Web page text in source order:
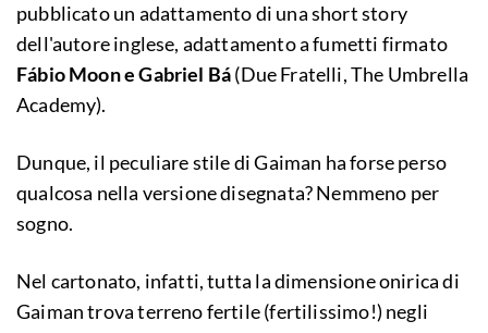
pubblicato un adattamento di una short story
dell'autore inglese, adattamento a fumetti firmato
Fábio Moon e Gabriel Bá(Due Fratelli, The Umbrella
Academy).
Dunque, il peculiare stile di Gaiman ha forse perso
qualcosa nella versione disegnata? Nemmeno per
sogno.
Nel cartonato, infatti, tutta la dimensione onirica di
Gaiman trova terreno fertile (fertilissimo!) negli